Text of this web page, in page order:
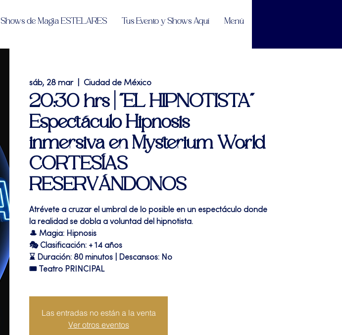
Shows de Magia ESTELARES Tus Evento y Shows Aquí Menú
sáb, 28 mar
  |
Ciudad de México
20:30 hrs | "EL HIPNOTISTA"
Espectáculo Hipnosis
inmersiva en Mysterium World
CORTESÍAS
RESERVÁNDONOS
Atrévete a cruzar el umbral de lo posible en un espectáculo donde
la realidad se dobla a voluntad del hipnotista.
🎩 Magia: Hipnosis
🎭 Clasificación: + 14 años
⌛ Duración: 80 minutos | Descansos: No
🎟 Teatro PRINCIPAL
Las entradas no están a la venta
Ver otros eventos